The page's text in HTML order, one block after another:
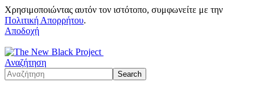
Χρησιμοποιώντας αυτόν τον ιστότοπο, συμφωνείτε με την
Πολιτική Απορρήτου.
Αποδοχή
Αναζήτηση